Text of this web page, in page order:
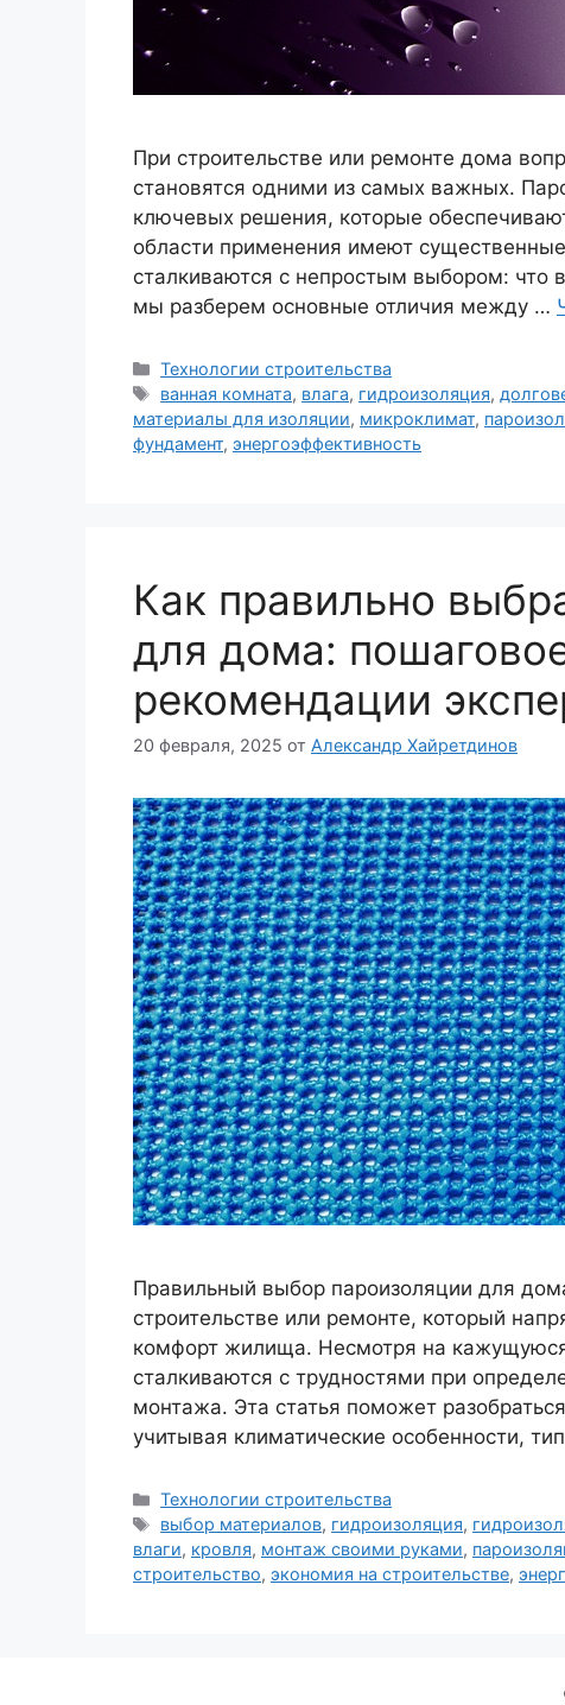
При строительстве или ремонте дома
становятся одними из самых важных.
ключевых решения, которые
области применения имеют
сталкиваются с непростым выбором: что
мы разберем основные отличия между …
Рубрики
Технологии строительства
Метки
ванная комната, влага, гидроизоляция,
материалы для изоляции, микроклимат,
фундамент, энергоэффективность
Как правильно
для дома:
рекомендации
20 февраля, 2025 от Александр Хайретдинов
Правильный выбор пароизоляции для
строительстве или ремонте, который
комфорт жилища. Несмотря на
сталкиваются с трудностями при
монтажа. Эта статья поможет
учитывая климатические особенности,
Рубрики
Технологии строительства
Метки
выбор материалов, гидроизоляция,
влаги, кровля, монтаж своими руками,
строительство, экономия на строительстве,